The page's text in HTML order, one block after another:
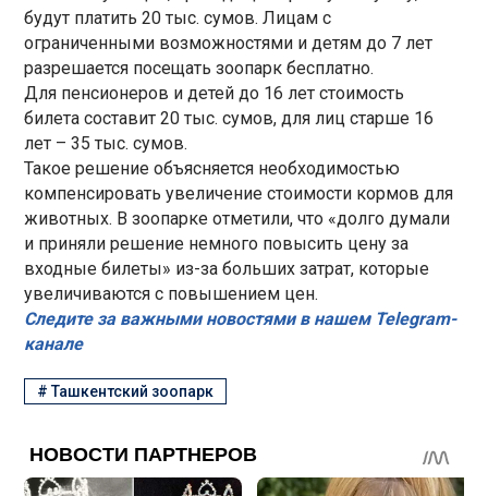
будут платить 20 тыс. сумов. Лицам с
ограниченными возможностями и детям до 7 лет
разрешается посещать зоопарк бесплатно.
Для пенсионеров и детей до 16 лет стоимость
билета составит 20 тыс. сумов, для лиц старше 16
лет – 35 тыс. сумов.
Такое решение объясняется необходимостью
компенсировать увеличение стоимости кормов для
животных. В зоопарке отметили, что «долго думали
и приняли решение немного повысить цену за
входные билеты» из-за больших затрат, которые
увеличиваются с повышением цен.
Следите за важными новостями в нашем Telegram-
канале
#Ташкентский зоопарк